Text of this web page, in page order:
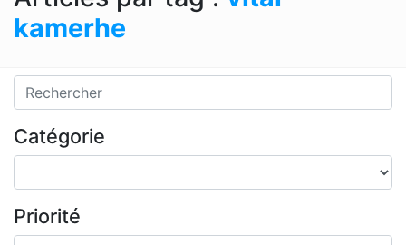
kamerhe
Catégorie
Priorité